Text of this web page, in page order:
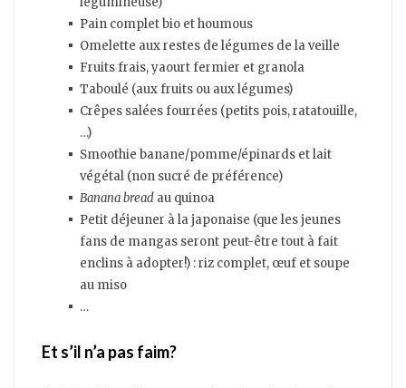
Pain complet bio et houmous
Omelette aux restes de légumes de la veille
Fruits frais, yaourt fermier et granola
Taboulé (aux fruits ou aux légumes)
Crêpes salées fourrées (petits pois, ratatouille,
…)
Smoothie banane/pomme/épinards et lait
végétal (non sucré de préférence)
Banana breadau quinoa
Petit déjeuner à la japonaise (que les jeunes
fans de mangas seront peut-être tout à fait
enclins à adopter!) : riz complet, œuf et soupe
au miso
…
Et s’il n’a pas faim?